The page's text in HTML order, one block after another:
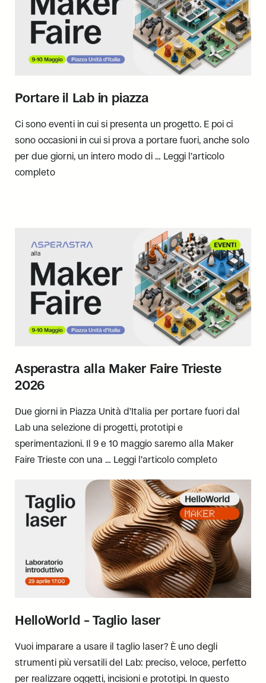
Portare il Lab in piazza
Ci sono eventi in cui si presenta un progetto. E poi ci
sono occasioni in cui si prova a portare fuori, anche solo
per due giorni, un intero modo di … Leggi l’articolo
completo
Asperastra alla Maker Faire Trieste
2026
Due giorni in Piazza Unità d’Italia per portare fuori dal
Lab una selezione di progetti, prototipi e
sperimentazioni. Il 9 e 10 maggio saremo alla Maker
Faire Trieste con una … Leggi l’articolo completo
HelloWorld – Taglio laser
Vuoi imparare a usare il taglio laser? È uno degli
strumenti più versatili del Lab: preciso, veloce, perfetto
per realizzare oggetti, incisioni e prototipi. In questo